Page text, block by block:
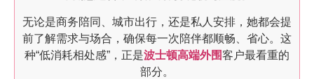
无论是商务陪同、城市出行，还是私人安排，她都会提
前了解需求与场合，确保每一次陪伴都顺畅、省心。这
种“低消耗相处感”，正是波士顿高端外围客户最看重的
部分。